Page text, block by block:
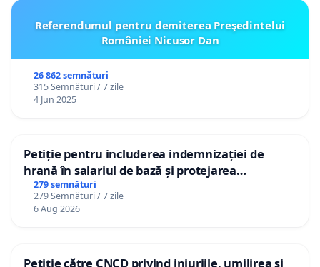
6. Teodor Ghita - actor
7. Andrei Cristea - actor-păpușar
8. Marcela Motoc - actriță
11. Mihaela Popa - actriță
12. Robert Bălan, regizor și manager cultural, Asociația
Art No More
Referendumul pentru demiterea Preşedintelui
României Nicusor Dan
26 862 semnături
315 Semnături / 7 zile
4 Jun 2025
Petiție pentru includerea indemnizației de
hrană în salariul de bază și protejarea
gradațiilor de vechime pentru asistenții
personali
279 semnături
279 Semnături / 7 zile
6 Aug 2026
Petiție către CNCD privind injuriile, umilirea și